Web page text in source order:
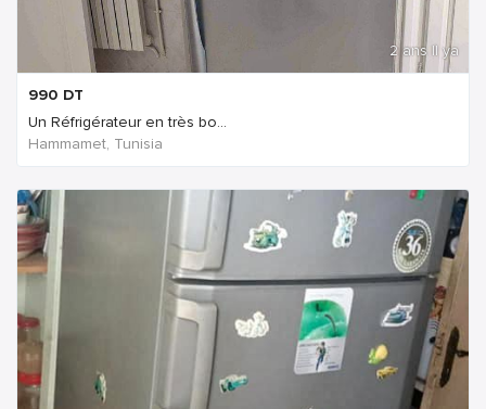
2 ans Il ya
990 DT
Un Réfrigérateur en très bo...
Hammamet, Tunisia